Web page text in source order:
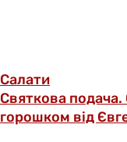
Салати
Святкова подача.
горошком від